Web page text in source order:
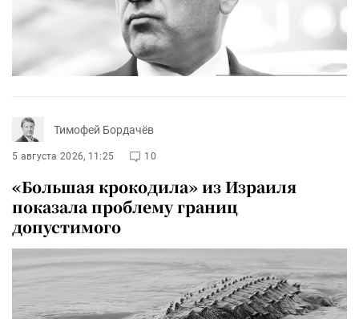
Тимофей Бордачёв
5 августа 2026, 11:25 10
«Большая крокодила» из Израиля
показала проблему границ
допустимого